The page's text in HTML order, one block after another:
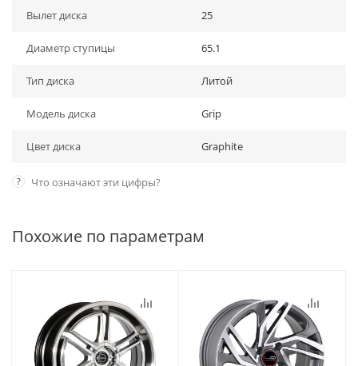
Вылет диска 25
Диаметр ступицы 65.1
Тип диска Литой
Модель диска Grip
Цвет диска Graphite
? Что означают эти цифры?
Похожие по параметрам